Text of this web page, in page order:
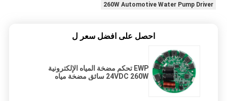
260W Automotive Water Pump Driver
احصل على افضل سعر ل
EWP تحكم مضخة المياه الإلكترونية
24VDC 260W سائق مضخة مياه